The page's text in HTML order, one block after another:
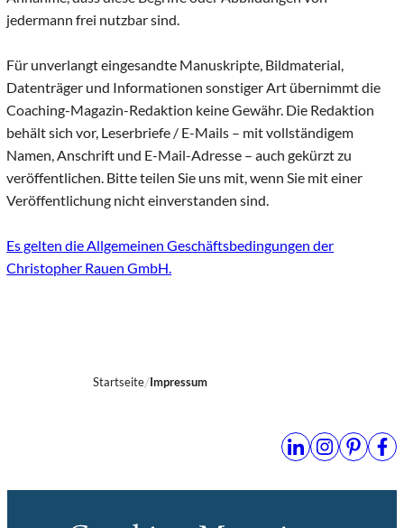
jedermann frei nutzbar sind.
Für unverlangt eingesandte Manuskripte, Bildmaterial,
Datenträger und Informationen sonstiger Art übernimmt die
Coaching-Magazin-Redaktion keine Gewähr. Die Redaktion
behält sich vor, Leserbriefe / E-Mails – mit vollständigem
Namen, Anschrift und E-Mail-Adresse – auch gekürzt zu
veröffentlichen. Bitte teilen Sie uns mit, wenn Sie mit einer
Veröffentlichung nicht einverstanden sind.
Es gelten die Allgemeinen Geschäftsbedingungen der
Christopher Rauen GmbH.
Startseite Impressum